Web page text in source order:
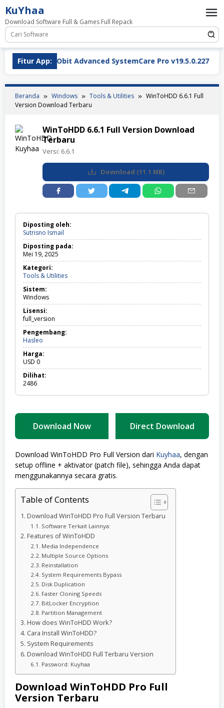
Loncat
ke
konten
KuYhaa
Download Software Full & Games Full Repack
Fitur App:
IObit Advanced SystemCare Pro v19.5.0.227 Full Version
Beranda Windows Tools & Utilities
WinToHDD 6.6.1 Full
Version Download Terbaru
WinToHDD 6.6.1 Full Version Download
Terbaru
Versi: 6.6.1
Download (11.1 MB)
Diposting oleh:
Sutrisno Ismail
Diposting pada:
Mei 19, 2025
Kategori:
Tools & UtilitiesTools
&
Sistem:
Windows
Lisensi:
full_version
Pengembang:
Hasleo
Harga:
USD 0
Dilihat:
2486
Download Now Direct Download
Download WinToHDD Pro Full Version dari Kuyhaa, dengan
setup offline + aktivator (patch file), sehingga Anda dapat
menggunakannya secara gratis.
Table of Contents
Download WinToHDD Pro Full Version Terbaru
Software Terkait Lainnya:
Features of WinToHDD
Media Independence
Multiple Source Options
Reinstallation
System Requirements Bypass
Disk Duplication
Faster Cloning Speeds
BitLocker Encryption
Partition Management
How does WinToHDD Work?
Cara Install WinToHDD?
System Requirements
Download WinToHDD Full Terbaru Version
Password: Kuyhaa
Download WinToHDD Pro Full
Version Terbaru